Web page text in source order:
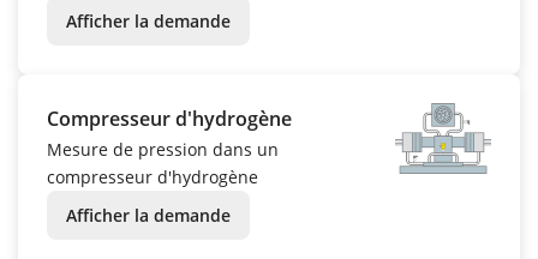
Afficher la demande
Compresseur d'hydrogène
Mesure de pression dans un
compresseur d'hydrogène
Afficher la demande